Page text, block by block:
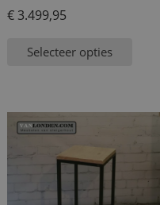
€3.499,95
Selecteer opties